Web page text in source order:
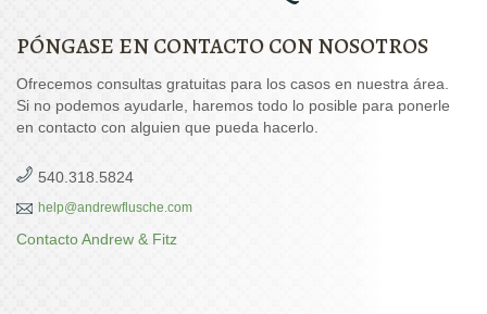
PÓNGASE EN CONTACTO CON NOSOTROS
Ofrecemos consultas gratuitas para los casos en nuestra área.
Si no podemos ayudarle, haremos todo lo posible para ponerle
en contacto con alguien que pueda hacerlo.
540.318.5824
help@andrewflusche.com
Contacto Andrew & Fitz